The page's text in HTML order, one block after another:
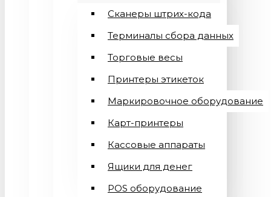
Сканеры штрих-кода
Терминалы сбора данных
Торговые весы
Принтеры этикеток
Маркировочное оборудование
Карт-принтеры
Кассовые аппараты
Ящики для денег
POS оборудование